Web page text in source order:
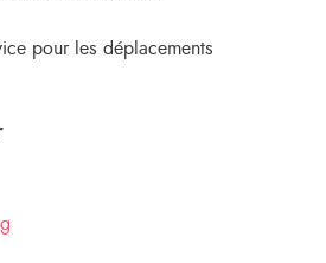
pour les déplacements